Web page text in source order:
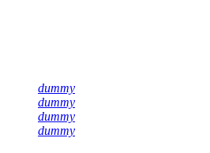
dummy
dummy
dummy
dummy